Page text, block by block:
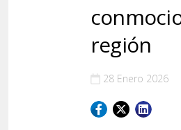
región
28 Enero 2026